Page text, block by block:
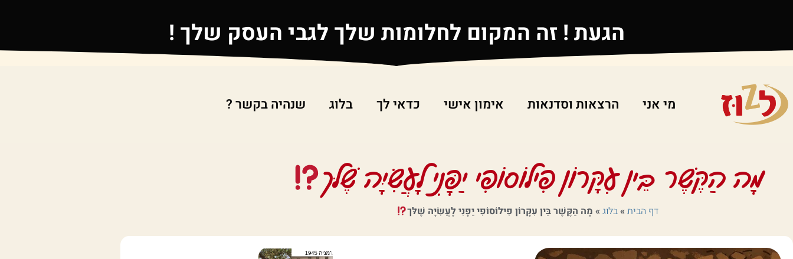
הגעת ! זה המקום לחלומות שלך לגבי העסק שלך !
מי אני הרצאות וסדנאות אימון אישי כדאי לך בלוג שנהיה בקשר ?
מָה הַקֶּשֶׁר בֵּין עִקָּרוֹן פִילוֹסוֹפִי יַפָּנִי לָעֲשִׂיָּה שֶׁלּך
דף הבית»בלוג» מָה הַקֶּשֶׁר בֵּין עִקָּרוֹן פִילוֹסוֹפִי יַפָּנִי לָעֲשִׂיָּה שֶׁלּך